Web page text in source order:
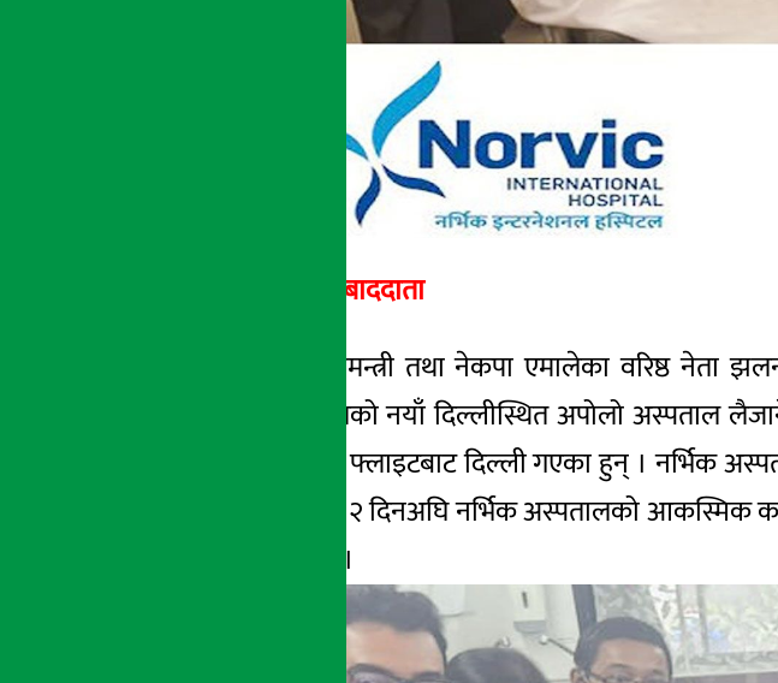
अर्थ सरोकार सम्बाददाता
काठमाडौं । पूर्वप्रधानमन्त्री तथा नेकपा एमालेका वरिष्ठ
उपचारका लागि भारतको नयाँ दिल्लीस्थित अपोलो अस्पताल
नेपाल एयरलाइन्सको फ्लाइटबाट दिल्ली गएका हुन् । नर्भिक
गाह्रो भएपछि उनलाई २ दिनअघि नर्भिक अस्पतालको आकस्मिक
जारी राखिएको थियो ।